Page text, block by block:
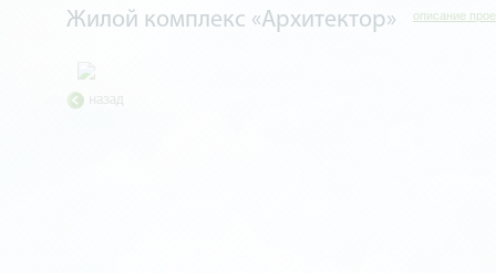
Жилой комплекс «Архитектор» описание